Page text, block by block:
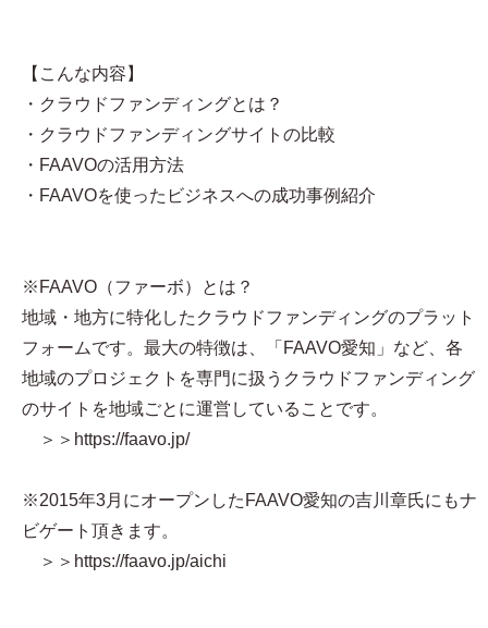
【こんな内容】
・クラウドファンディングとは？
・クラウドファンディングサイトの比較
・FAAVOの活用方法
・FAAVOを使ったビジネスへの成功事例紹介
※FAAVO（ファーボ）とは？
地域・地方に特化したクラウドファンディングのプラット
フォームです。最大の特徴は、「FAAVO愛知」など、各
地域のプロジェクトを専門に扱うクラウドファンディング
のサイトを地域ごとに運営していることです。
＞＞https://faavo.jp/
※2015年3月にオープンしたFAAVO愛知の吉川章氏にもナ
ビゲート頂きます。
＞＞https://faavo.jp/aichi